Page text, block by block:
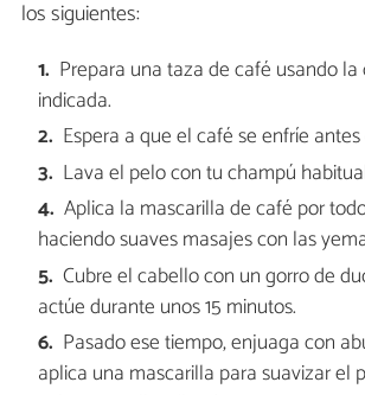
los siguientes:
Prepara una taza de café usando
indicada.
Espera a que el café se enfríe
Lava el pelo con tu champú
Aplica la mascarilla de café por
haciendo suaves masajes con las
Cubre el cabello con un gorro de
actúe durante unos 15 minutos.
Pasado ese tiempo, enjuaga con
aplica una mascarilla para suavizar el